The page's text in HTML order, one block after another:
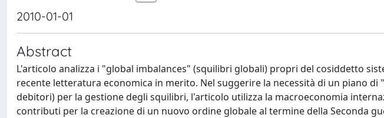
2010-01-01
Abstract
L'articolo analizza i "global imbalances" (squilibri globali) propri del cosiddetto
recente letteratura economica in merito. Nel suggerire la necessità di un piano
debitori) per la gestione degli squilibri, l'articolo utilizza la macroeconomia
contributi per la creazione di un nuovo ordine globale al termine della Seconda